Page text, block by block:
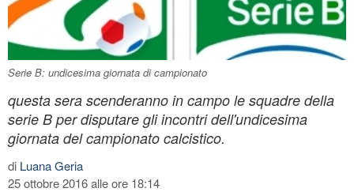
Serie B: undicesima giornata di campionato
questa sera scenderanno in campo le squadre della
serie B per disputare gli incontri dell'undicesima
giornata del campionato calcistico.
di Luana Geria
25 ottobre 2016 alle ore 18:14